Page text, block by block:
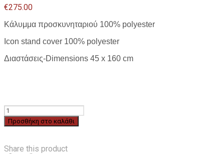
€275.00
Κάλυμμα προσκυνηταριού 100% polyester
Icon stand cover 100% polyester
Διαστάσεις-Dimensions 45 x 160 cm
PRO-
326-
653
Προσθήκη στο καλάθι
Share this product